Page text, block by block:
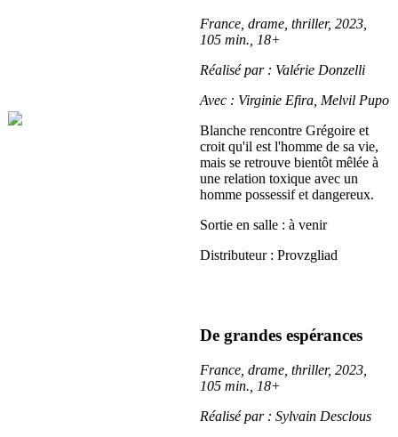
France, drame, thriller, 2023,
105 min., 18+
Réalisé par : Valérie Donzelli
Avec : Virginie Efira, Melvil Pupo
Blanche rencontre Grégoire et
croit qu'il est l'homme de sa vie,
mais se retrouve bientôt mêlée à
une relation toxique avec un
homme possessif et dangereux.
Sortie en salle : à venir
Distributeur : Provzgliad
De grandes espérances
France, drame, thriller, 2023,
105 min., 18+
Réalisé par : Sylvain Desclous